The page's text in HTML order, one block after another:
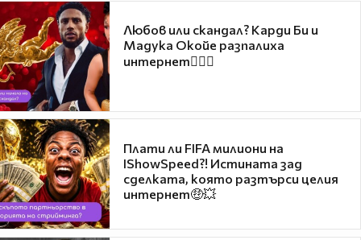
Любов или скандал? Карди Би и
Мадука Окойе разпалиха
интернет❤️‍🔥🔥
Плати ли FIFA милиони на
IShowSpeed?! Истината зад
сделката, която разтърси целия
интернет🤑💥